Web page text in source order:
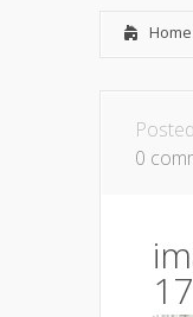
Home
0